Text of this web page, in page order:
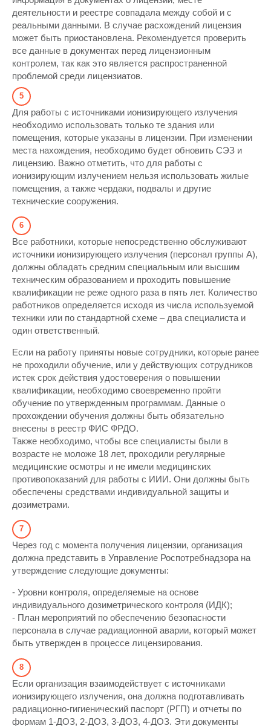
деятельности и реестре совпадала между собой и с
реальными данными. В случае расхождений лицензия
может быть приостановлена. Рекомендуется проверить
все данные в документах перед лицензионным
контролем, так как это является распространенной
проблемой среди лицензиатов.
Для работы с источниками ионизирующего излучения
необходимо использовать только те здания или
помещения, которые указаны в лицензии. При изменении
места нахождения, необходимо будет обновить СЭЗ и
лицензию. Важно отметить, что для работы с
ионизирующим излучением нельзя использовать жилые
помещения, а также чердаки, подвалы и другие
технические сооружения.
Все работники, которые непосредственно обслуживают
источники ионизирующего излучения (персонал группы А),
должны обладать средним специальным или высшим
техническим образованием и проходить повышение
квалификации не реже одного раза в пять лет. Количество
работников определяется исходя из числа используемой
техники или по стандартной схеме – два специалиста и
один ответственный.
Если на работу приняты новые сотрудники, которые ранее
не проходили обучение, или у действующих сотрудников
истек срок действия удостоверения о повышении
квалификации, необходимо своевременно пройти
обучение по утвержденным программам. Данные о
прохождении обучения должны быть обязательно
внесены в реестр ФИС ФРДО.
Также необходимо, чтобы все специалисты были в
возрасте не моложе 18 лет, проходили регулярные
медицинские осмотры и не имели медицинских
противопоказаний для работы с ИИИ. Они должны быть
обеспечены средствами индивидуальной защиты и
дозиметрами.
Через год с момента получения лицензии, организация
должна представить в Управление Роспотребнадзора на
утверждение следующие документы:
- Уровни контроля, определяемые на основе
индивидуального дозиметрического контроля (ИДК);
- План мероприятий по обеспечению безопасности
персонала в случае радиационной аварии, который может
быть утвержден в процессе лицензирования.
Если организация взаимодействует с источниками
ионизирующего излучения, она должна подготавливать
радиационно-гигиенический паспорт (РГП) и отчеты по
формам 1-ДОЗ, 2-ДОЗ, 3-ДОЗ, 4-ДОЗ. Эти документы